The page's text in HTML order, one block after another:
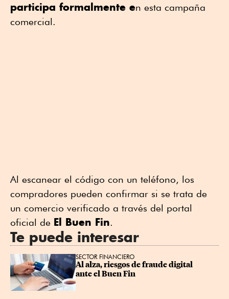
participa formalmente en esta campaña
comercial.
Al escanear el código con un teléfono, los
compradores pueden confirmar si se trata de
un comercio verificado a través del portal
oficial de El Buen Fin.
Te puede interesar
SECTOR FINANCIERO
Al alza, riesgos de fraude digital
ante el Buen Fin